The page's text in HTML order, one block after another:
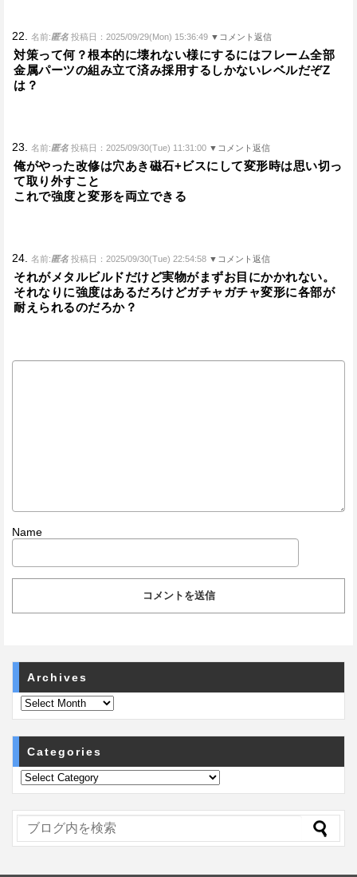
22. 名前:匿名 投稿日：2025/09/29(Mon) 15:36:49 ▼コメント返信
対策って何？根本的に壊れない様にするにはフレーム全部
金属パーツの組み立て済み採用するしかないレベルだぞZ
は？
23. 名前:匿名 投稿日：2025/09/30(Tue) 11:31:00 ▼コメント返信
俺がやった改修は穴あき磁石+ビスにして変形時は思い切っ
て取り外すこと
これで強度と変形を両立できる
24. 名前:匿名 投稿日：2025/09/30(Tue) 22:54:58 ▼コメント返信
それがメタルビルドだけど実物がまずお目にかかれない。
それなりに強度はあるだろけどガチャガチャ変形に各部が
耐えられるのだろか？
Name
Archives
Categories